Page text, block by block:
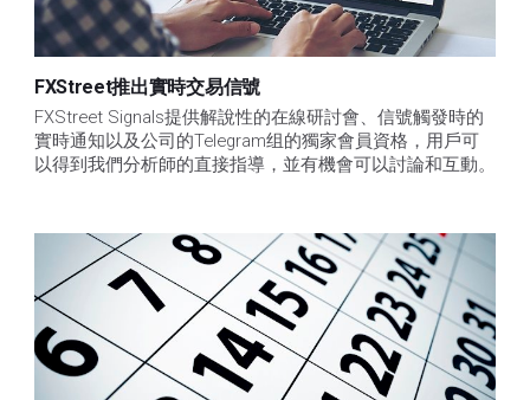
FXStreet推出實時交易信號
FXStreet Signals提供解說性的在線研討會、信號觸發時的
實時通知以及公司的Telegram组的獨家會員資格，用戶可
以得到我們分析師的直接指導，並有機會可以討論和互動。